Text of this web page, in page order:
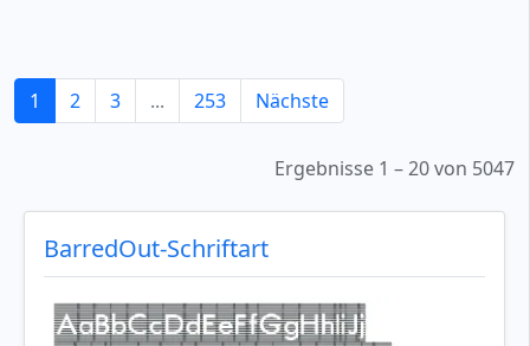
1 2 3 ... 253 Nächste
Ergebnisse 1 – 20 von 5047
BarredOut-Schriftart